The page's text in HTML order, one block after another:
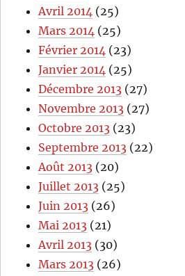
Avril 2014 (25)
Mars 2014 (25)
Février 2014 (23)
Janvier 2014 (25)
Décembre 2013 (27)
Novembre 2013 (27)
Octobre 2013 (23)
Septembre 2013 (22)
Août 2013 (20)
Juillet 2013 (25)
Juin 2013 (26)
Mai 2013 (21)
Avril 2013 (30)
Mars 2013 (26)